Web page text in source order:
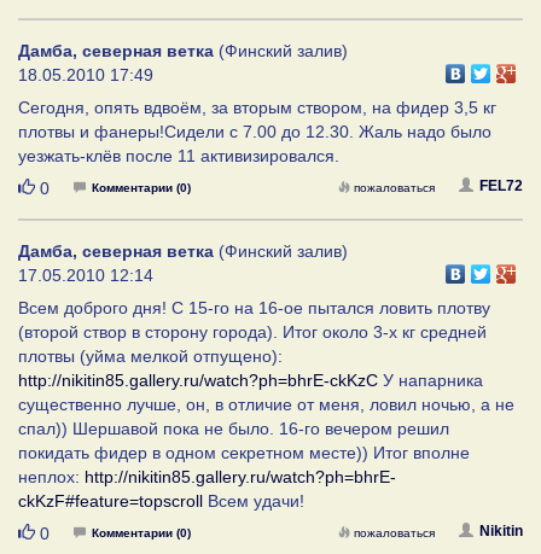
Дамба, северная ветка (Финский залив)
18.05.2010 17:49
Сегодня, опять вдвоём, за вторым створом, на фидер 3,5 кг
плотвы и фанеры!Сидели с 7.00 до 12.30. Жаль надо было
уезжать-клёв после 11 активизировался.
Нравится
0 Комментарии (0) FEL72
пожаловаться
Дамба, северная ветка (Финский залив)
17.05.2010 12:14
Всем доброго дня! С 15-го на 16-ое пытался ловить плотву
(второй створ в сторону города). Итог около 3-х кг средней
плотвы (уйма мелкой отпущено):
http://nikitin85.gallery.ru/watch?ph=bhrE-ckKzC У напарника
существенно лучше, он, в отличие от меня, ловил ночью, а не
спал)) Шершавой пока не было. 16-го вечером решил
покидать фидер в одном секретном месте)) Итог вполне
неплох: http://nikitin85.gallery.ru/watch?ph=bhrE-
ckKzF#feature=topscroll Всем удачи!
Нравится
0 Комментарии (0) Nikitin
пожаловаться